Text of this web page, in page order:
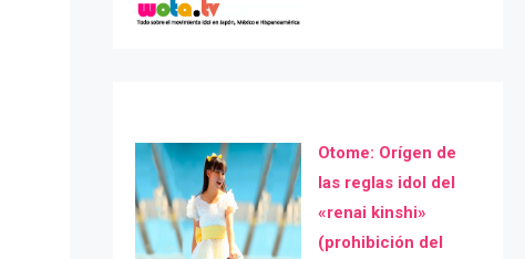
Otome: Orígen de
las reglas idol del
«renai kinshi»
(prohibición del